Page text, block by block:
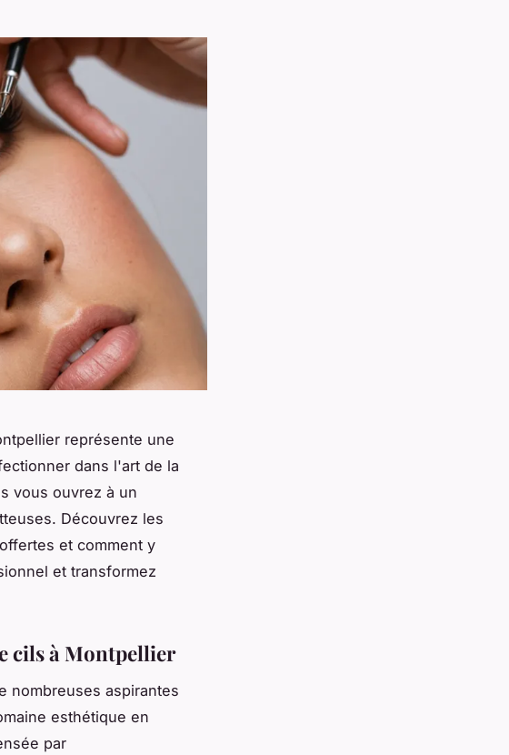
représente une
dans l'art de la
vous ouvrez à un
Découvrez les
et comment y
et transformez
cils à Montpellier
nombreuses aspirantes
esthétique en
par